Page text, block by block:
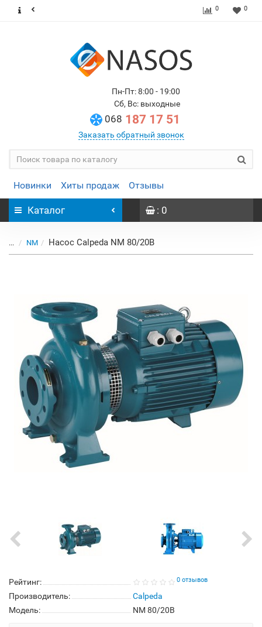
0 0
Пн-Пт: 8:00 - 19:00
Сб, Вс: выходные
068 187 17 51
Заказать обратный звонок
Новинки Хиты продаж Отзывы
Каталог : 0
... NM Насос Calpeda NM 80/20B
Рейтинг: 0 отзывов
Производитель:
Calpeda
Модель:
NM 80/20B